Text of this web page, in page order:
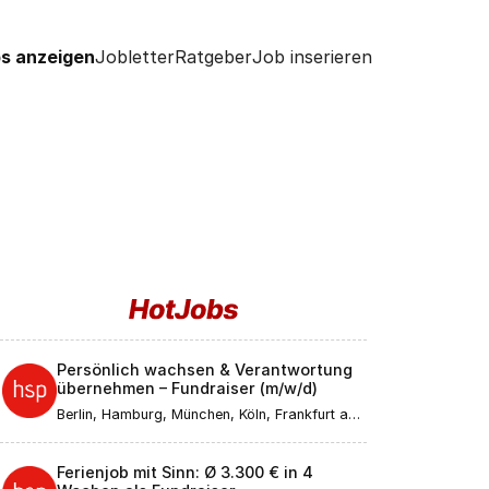
anzeigenJobletterRatgeberJob inserieren
Persönlich wachsen & Verantwortung
übernehmen – Fundraiser (m/w/d)
Berlin, Hamburg, München, Köln, Frankfurt am
Dortmund, Bremen, Essen, Dresden, Hannover,
Nürnberg, Duisburg, Bochum, Wuppertal,
Bielefeld, Bonn, Mannheim, Karlsruhe, Münster,
Ferienjob mit Sinn: Ø 3.300 € in 4